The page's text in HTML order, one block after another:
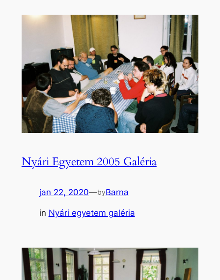
Nyári Egyetem 2005 Galéria
jan 22, 2020—byBarna
in Nyári egyetem galéria